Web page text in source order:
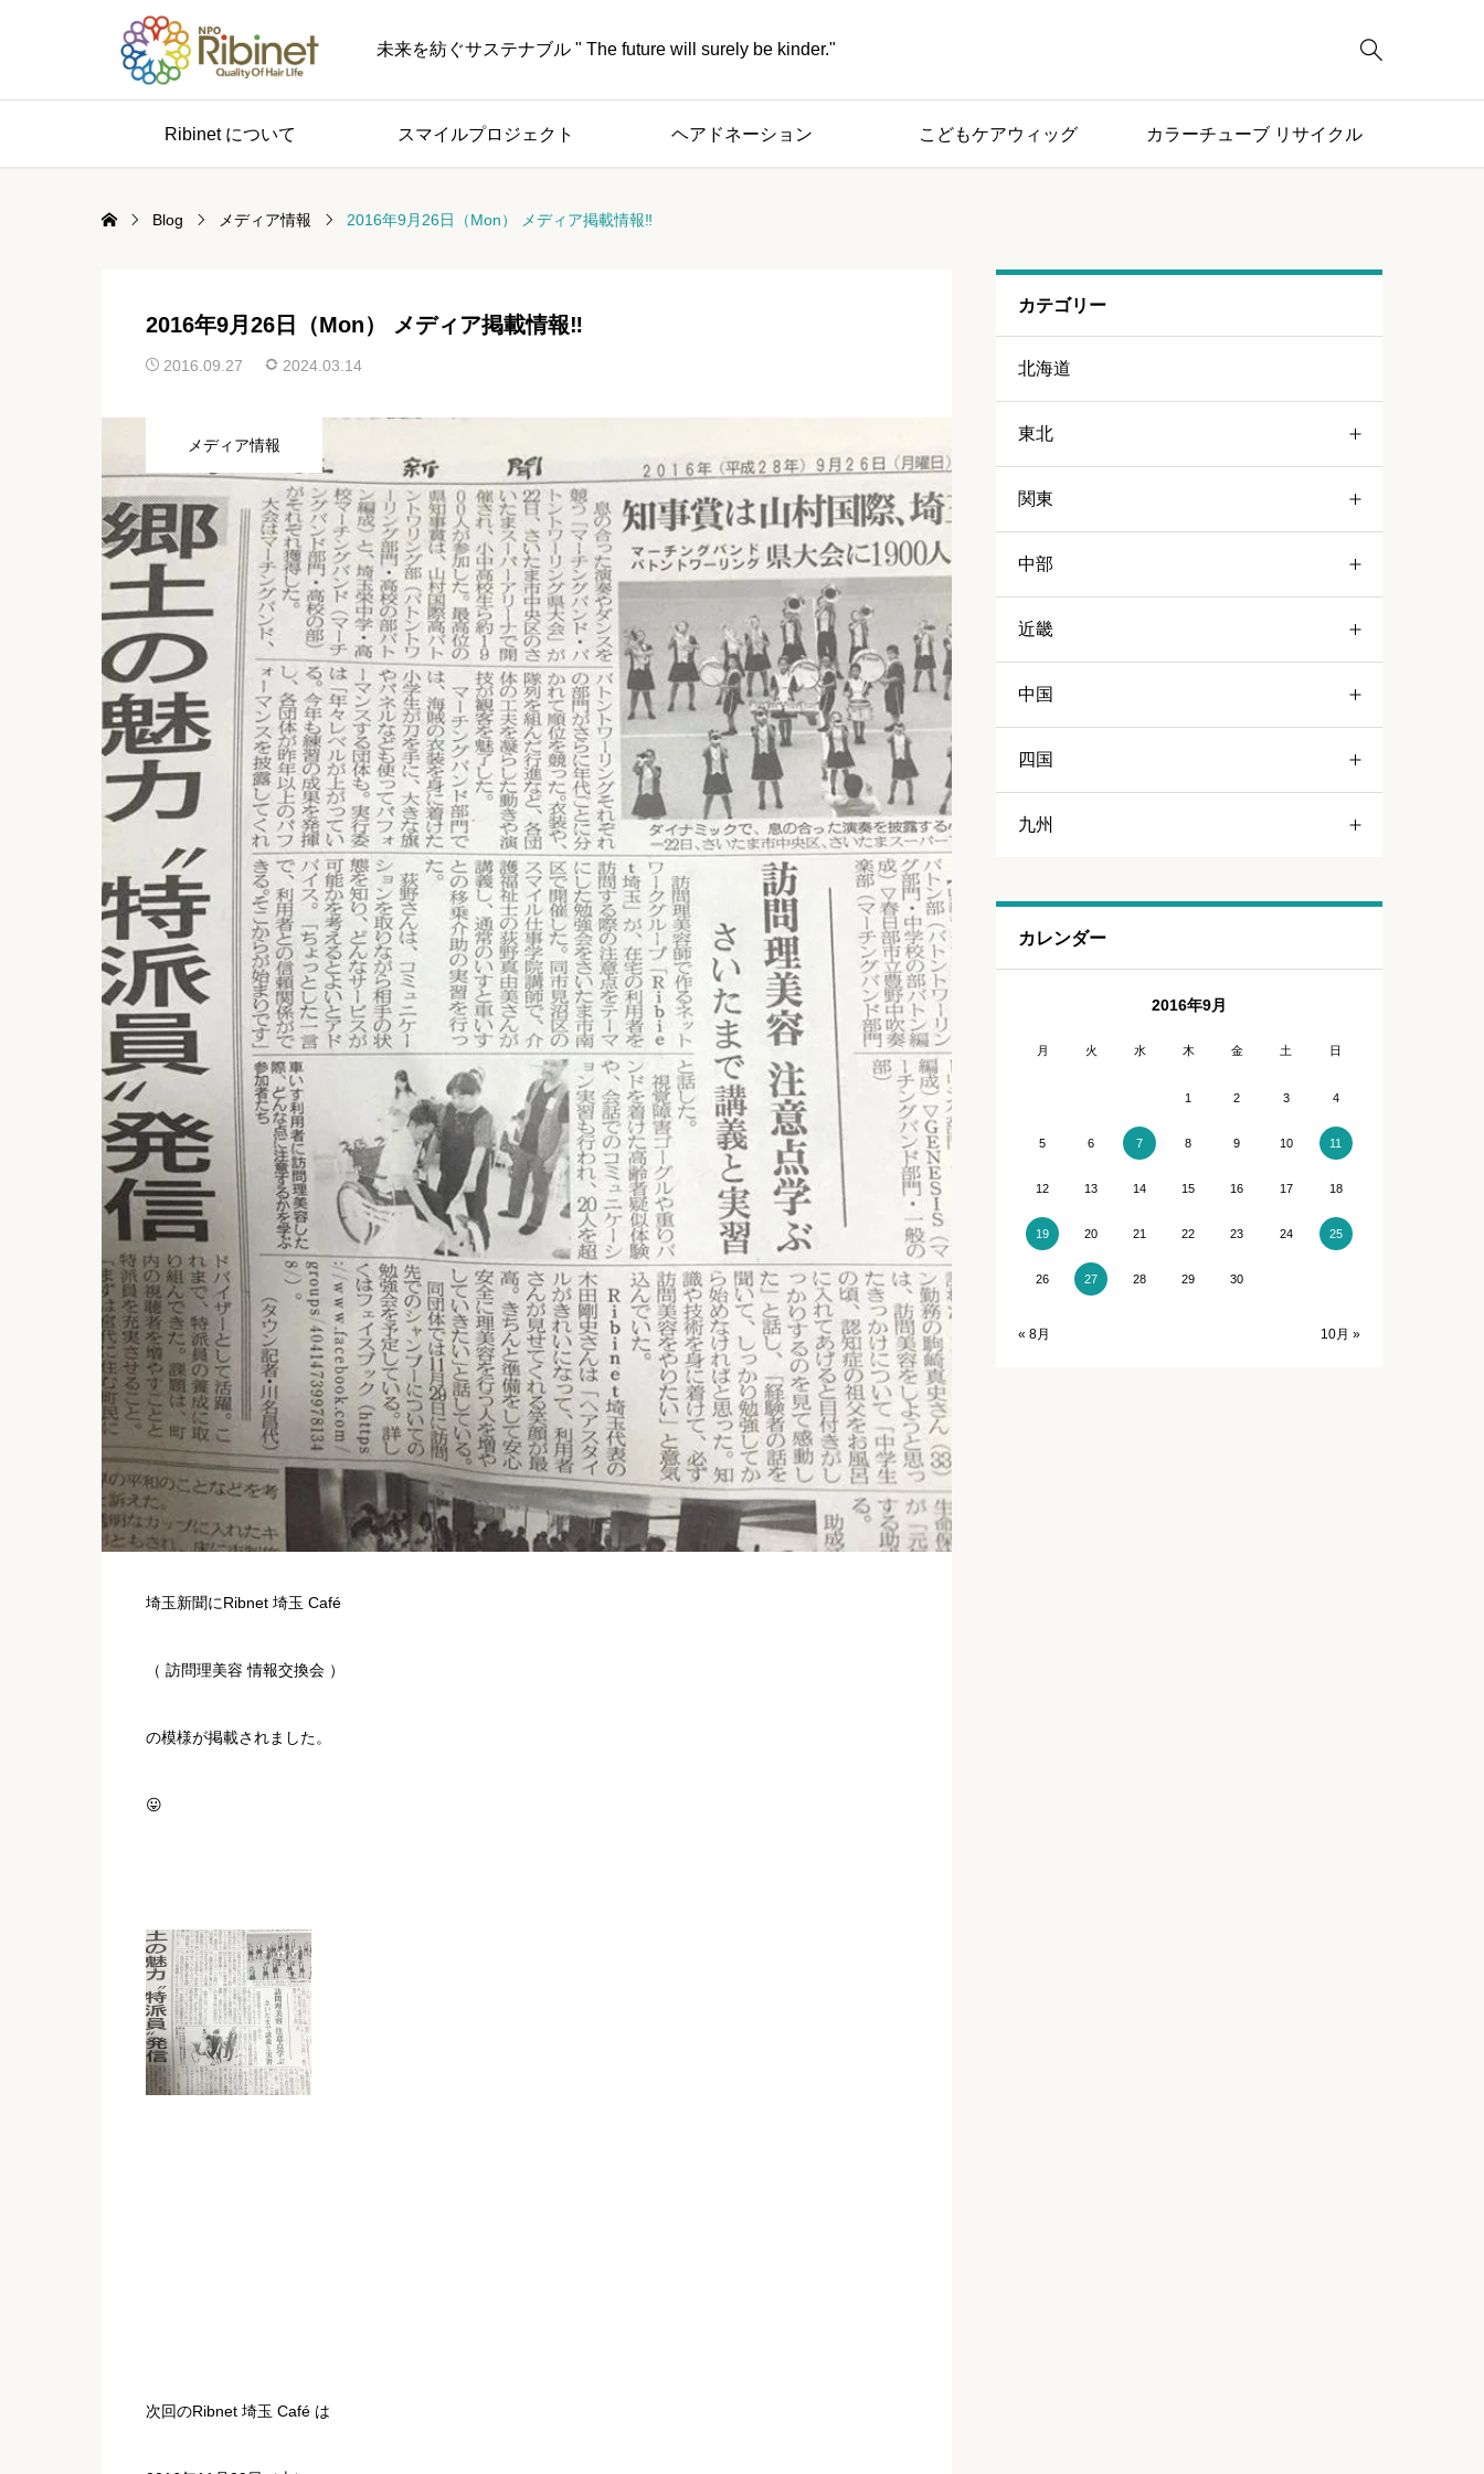
未来を紡ぐサステナブル " The future will surely be kinder." 
Ribinet について スマイルプロジェクト ヘアドネーション こどもケアウィッグ カラーチューブ リサイクル
Blog メディア情報 2016年9月26日（Mon） メディア掲載情報‼
2016年9月26日（Mon） メディア掲載情報‼
2016.09.27 2024.03.14
メディア情報
埼玉新聞にRibnet 埼玉 Café
（ 訪問理美容 情報交換会 ）
の模様が掲載されました。
😛
次回のRibnet 埼玉 Café は
カテゴリー
北海道
東北
青森
岩手
宮城
山形
福島
関東
栃木
群馬
茨城
千葉
埼玉
中部
静岡
愛知
山梨
長野
近畿
三重
京都
和歌山
中国
岡山
広島
四国
徳島
九州
宮崎
鹿児島
沖縄
カレンダー
2016年9月
月 火 水 木 金 土 日
1 2 3 4
5 6 7 8 9 10 11
12 13 14 15 16 17 18
19 20 21 22 23 24 25
26 27 28 29 30
« 8月 10月 »